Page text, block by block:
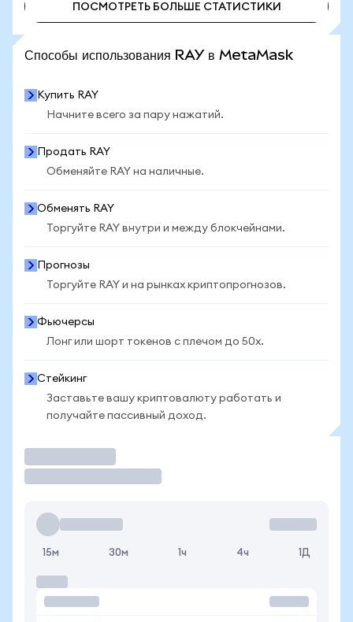
ПОСМОТРЕТЬ БОЛЬШЕ СТАТИСТИКИ
Способы использования RAY в MetaMask
Купить RAY
Начните всего за пару нажатий.
Продать RAY
Обменяйте RAY на наличные.
Обменять RAY
Торгуйте RAY внутри и между блокчейнами.
Прогнозы
Торгуйте RAY и на рынках криптопрогнозов.
Фьючерсы
Лонг или шорт токенов с плечом до 50x.
Стейкинг
Заставьте вашу криптовалюту работать и
получайте пассивный доход.
15м 30м 1ч 4ч 1Д